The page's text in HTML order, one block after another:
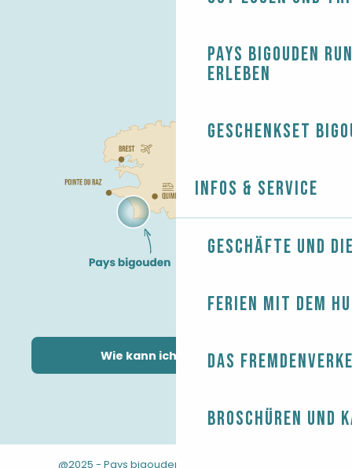
Pays Bigouden
erleben
Geschenkset
Infos & Service
Geschäfte und
Ferien mit dem
Das
Broschüren und
Wie kann ich kommen?
@2025 - Pays bigouden